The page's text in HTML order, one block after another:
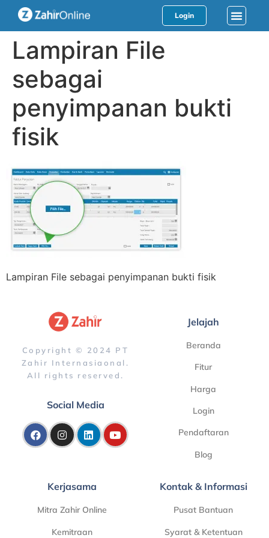
Login
Lampiran File
sebagai
penyimpanan bukti
fisik
Lampiran File sebagai penyimpanan bukti fisik
Copyright © 2024 PT
Zahir Internasiaonal.
All rights reserved.
Social Media
Jelajah
Beranda
Fitur
Harga
Login
Pendaftaran
Blog
Kerjasama
Mitra Zahir Online
Kemitraan
Kontak & Informasi
Pusat Bantuan
Syarat & Ketentuan